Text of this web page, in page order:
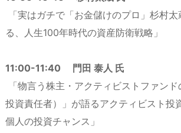
「実はガチで「お金儲けのプロ」杉村
る、人生100年時代の資産防衛戦略」
11:00-11:40 門田 泰人 氏
「物言う株主・アクティビストファン
投資責任者）」が語るアクティビスト投
個人の投資チャンス」